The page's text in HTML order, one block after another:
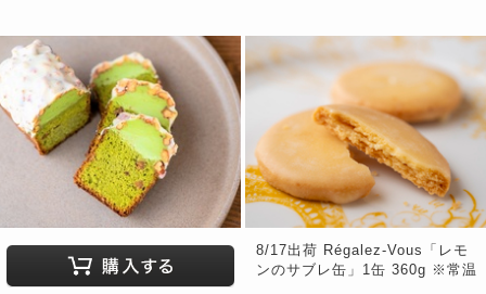
8/17出荷 Régalez-Vous「レモ
ンのサブレ缶」1缶 360g ※常温